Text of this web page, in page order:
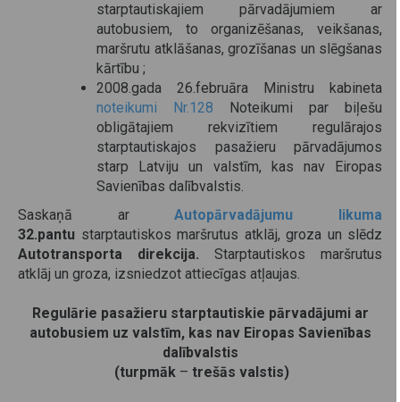
starptautiskajiem pārvadājumiem ar
autobusiem, to organizēšanas, veikšanas,
maršrutu atklāšanas, grozīšanas un slēgšanas
kārtību ;
2008.gada 26.februāra Ministru kabineta
noteikumi Nr.128 Noteikumi par biļešu
obligātajiem rekvizītiem regulārajos
starptautiskajos pasažieru pārvadājumos
starp Latviju un valstīm, kas nav Eiropas
Savienības dalībvalstis.
Saskaņā arAutopārvadājumu likuma
32.pantu starptautiskos maršrutus atklāj, groza un slēdz
Autotransporta direkcija.
Starptautiskos maršrutus
atklāj un groza, izsniedzot attiecīgas atļaujas.
Regulārie pasažieru starptautiskie pārvadājumi ar
autobusiem uz valstīm, kas nav Eiropas Savienības
dalībvalstis
(turpmāk – trešās valstis)